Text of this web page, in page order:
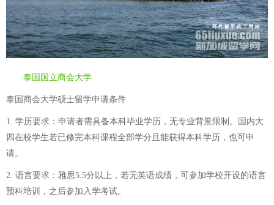
泰国国立商会大学
泰国商会大学硕士留学申请条件
1. 学历要求：申请者需具备本科毕业学历，无专业背景限制。国内大
四在校学生若已修完本科课程全部学分且能获得本科学历，也可申
请。
2. 语言要求：雅思5.5分以上，若无英语成绩，可参加学校开设的语言
预科培训，之后参加入学考试。